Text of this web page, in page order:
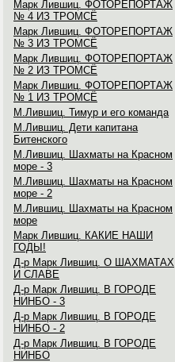
Марк Лившиц. ФОТОРЕПОРТАЖ
№ 4 ИЗ ТРОМСЁ
Марк Лившиц. ФОТОРЕПОРТАЖ
№ 3 ИЗ ТРОМСЁ
Марк Лившиц. ФОТОРЕПОРТАЖ
№ 2 ИЗ ТРОМСЁ
Марк Лившиц. ФОТОРЕПОРТАЖ
№ 1 ИЗ ТРОМСЁ
М.Лившиц. Тимур и его команда
М.Лившиц. Дети капитана
Битенского
М.Лившиц. Шахматы на Красном
море - 3
М.Лившиц. Шахматы на Красном
море - 2
М.Лившиц. Шахматы на Красном
море
Марк Лившиц. КАКИЕ НАШИ
ГОДЫ!
Д-р Марк Лившиц. О ШАХМАТАХ
И СЛАВЕ
Д-р Марк Лившиц. В ГОРОДЕ
НИНБО - 3
Д-р Марк Лившиц. В ГОРОДЕ
НИНБО - 2
Д-р Марк Лившиц. В ГОРОДЕ
НИНБО